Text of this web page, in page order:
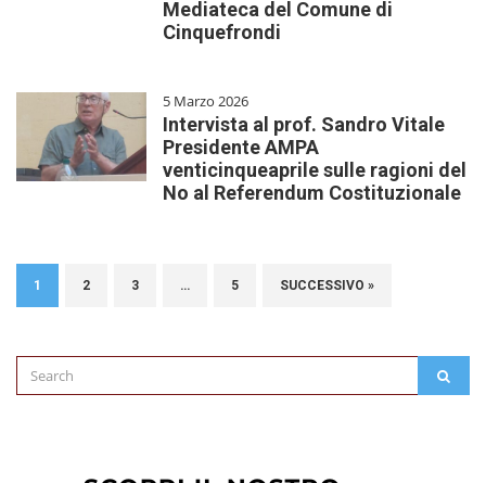
Mediateca del Comune di
Cinquefrondi
5 Marzo 2026
Intervista al prof. Sandro Vitale
Presidente AMPA
venticinqueaprile sulle ragioni del
No al Referendum Costituzionale
1 2 3 … 5 SUCCESSIVO »
Search
for: